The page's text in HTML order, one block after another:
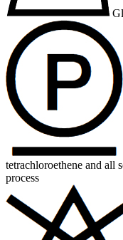
tetrachloroethene and all
process